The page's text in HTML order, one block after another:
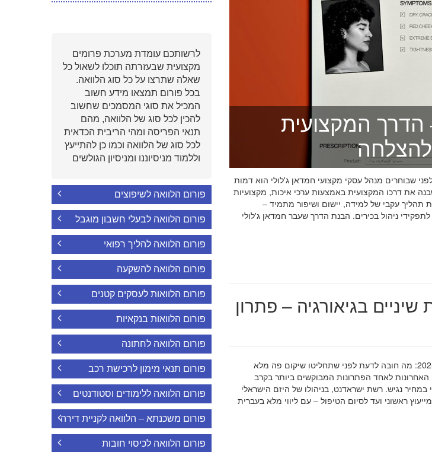
הדרך המקצועית
להצלחה
חובה לדעת לפני שבוחרים מנהל עסקי מקצועי חמדאן ג'לולי הוא דמות
את דרכו המקצועית באמצעות ערכי איכות, מקצועיות
תהליך עקבי של למידה, יישום ושיפור מתמיד –
ניהול בכירים. הבנת הדרך שעבר חמדאן ג'לולי
בגיאורגיה – פתרון
השתלות שיניים ושיקום פה בגיאורגיה 2025: מה חובה לדעת לפני שתחליטו שיקום פה מלא
האחרונות לאחד הפתרונות המבוקשים ביותר בקרב
נגיש. רשת ישראדנט, בניהולו של היזם הישראלי
ראשוני ועד לסיום הטיפול – עם ליווי מלא בעברית
לרשותכם עומדת מערכת פרומים
מקצועית שבעזרתה תוכלו לשאול כל
שאלה שתרצו על כל סוג הלוואה.
בכל פורום תמצאו מידע חשוב
המכיל את סוגי המסמכים שחשוב
להכין לכל סוג של הלוואה, מהם
תנאי הפריסה ומהי הריבית הכדאית
לכל סוג של הלוואה וכמו כן להתייעץ
וללמוד מניסיוננו ומניסיון הגולשים
פורום הלוואה לשיפוצים
פורום הלוואה לבעלי חשבון מוגבל
פורום הלוואה להליך רפואי
פורום הלוואה להשקעה
פורום הלוואות לעסקים קטנים
פורום הלוואות בנקאיות
פורום הלוואה לחתונה
פורום תנאי מימון לרכישת רכב
פורום הלוואה ללימודים וסטודנטים
פורום משכנתא – הלוואה לקניית דירה
פורום הלוואה לכיסוי חובות